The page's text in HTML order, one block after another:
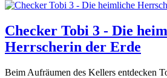
Checker Tobi 3 - Die
Herrscherin der Erde
Beim Aufräumen des Kellers entdecken